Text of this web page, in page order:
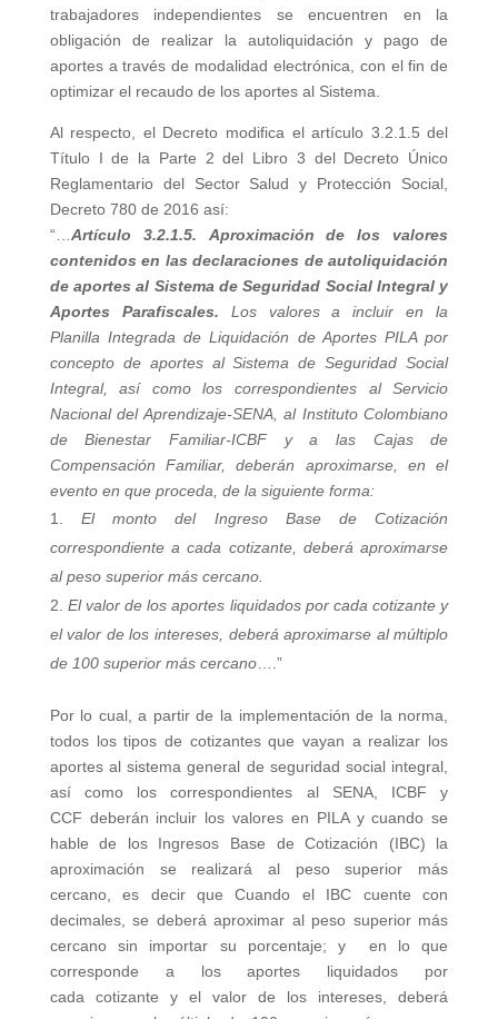
trabajadores independientes se encuentren en la
obligación de realizar la autoliquidación y pago de
aportes a través de modalidad electrónica, con el fin de
optimizar el recaudo de los aportes al Sistema.
Al respecto, el Decreto modifica el artículo 3.2.1.5 del
Título I de la Parte 2 del Libro 3 del Decreto Único
Reglamentario del Sector Salud y Protección Social,
Decreto 780 de 2016 así:
“… Artículo 3.2.1.5.
Aproximación de los valores
contenidos en las declaraciones de autoliquidación
de aportes al Sistema de Seguridad Social Integral y
Aportes Parafiscales. Los valores a incluir en la
Planilla Integrada de Liquidación de Aportes PILA por
concepto de aportes al Sistema de Seguridad Social
Integral, así como los correspondientes al Servicio
Nacional del Aprendizaje-SENA, al Instituto Colombiano
de Bienestar Familiar-ICBF y a las Cajas de
Compensación Familiar, deberán aproximarse, en el
evento en que proceda, de la siguiente forma:
El monto del Ingreso Base de Cotización
correspondiente a cada cotizante, deberá aproximarse
al peso superior más cercano.
El valor de los aportes liquidados por cada cotizante y
el valor de los intereses, deberá aproximarse al múltiplo
de 100 superior más cercano….”
Por lo cual, a partir de la implementación de la norma,
todos los tipos de cotizantes que vayan a realizar los
aportes al sistema general de seguridad social integral,
así como los correspondientes al SENA, ICBF y
CCF deberán incluir los valores en PILA y cuando se
hable de los Ingresos Base de Cotización (IBC) la
aproximación se realizará al peso superior más
cercano, es decir que Cuando el IBC cuente con
decimales, se deberá aproximar al peso superior más
cercano sin importar su porcentaje; y en lo que
corresponde a los aportes liquidados por
cada cotizante y el valor de los intereses, deberá